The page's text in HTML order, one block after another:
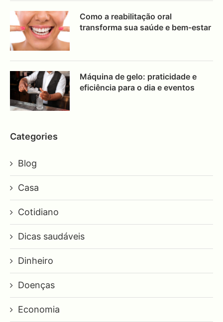
Como a reabilitação oral
transforma sua saúde e bem-estar
Máquina de gelo: praticidade e
eficiência para o dia e eventos
Categories
Blog
Casa
Cotidiano
Dicas saudáveis
Dinheiro
Doenças
Economia